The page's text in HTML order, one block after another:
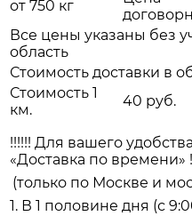
от 750 кг
Все цены указаны без
область
Стоимость доставки в
Стоимость 1
км.
40 руб.
!!!!!! Для вашего
«Доставка по времени»
(только по Москве и
1. В 1 половине дня (с